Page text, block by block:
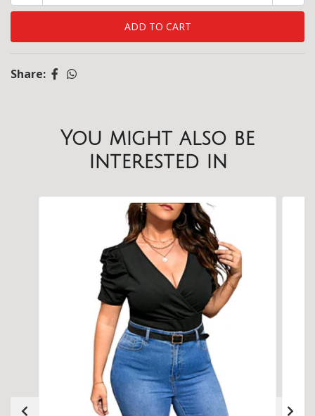
Share:
You might also be
interested in